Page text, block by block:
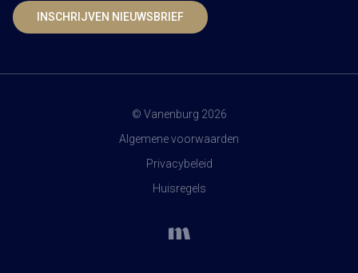
INSCHRIJVEN NIEUWSBRIEF
© Vanenburg 2026
Algemene voorwaarden
Privacybeleid
Huisregels